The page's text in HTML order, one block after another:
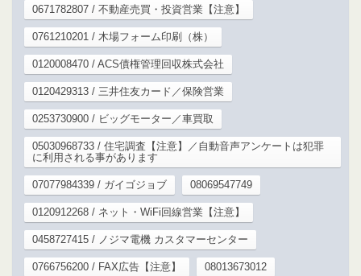
0671782807 / 不動産売買・投資営業【注意】
0761210201 / 木場フォーム印刷（株）
0120008470 / ACS債権管理回収株式会社
0120429313 / 三井住友カード／保険営業
0253730900 / ビッグモーター／車買取
05030968733 / 住宅調査【注意】／自動音声アンケートは犯罪
に利用される事があります
07077984339 / ガイゴジョブ 08069547749
0120912268 / ネット・WiFi回線営業【注意】
0458727415 / ノジマ電機 カスタマーセンター
0766756200 / FAX広告【注意】 08013673012